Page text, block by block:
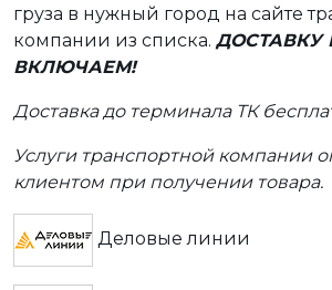
груза в нужный город на сайте
компании из списка. ДОСТАВКУ
ВКЛЮЧАЕМ!
Доставка до терминала ТК
Услуги транспортной компании
клиентом при получении товара.
Деловые линии